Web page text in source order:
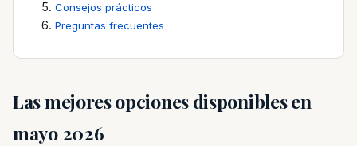
Consejos prácticos
Preguntas frecuentes
Las mejores opciones disponibles en
mayo 2026